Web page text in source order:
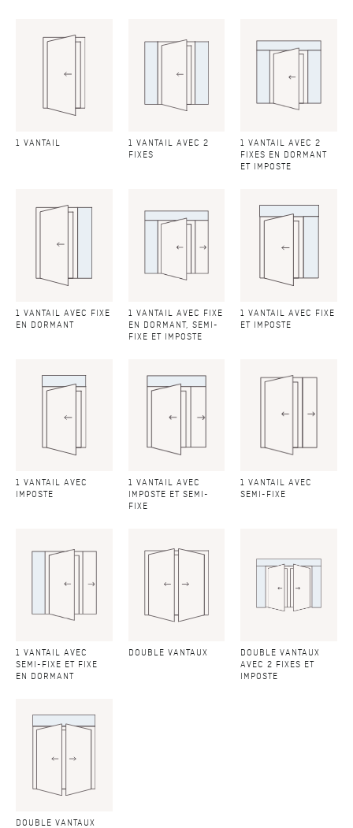
1 VANTAIL
1 VANTAIL AVEC 2
FIXES
1 VANTAIL AVEC 2
FIXES EN DORMANT
ET IMPOSTE
1 VANTAIL AVEC FIXE
EN DORMANT
1 VANTAIL AVEC FIXE
EN DORMANT, SEMI-
FIXE ET IMPOSTE
1 VANTAIL AVEC FIXE
ET IMPOSTE
1 VANTAIL AVEC
IMPOSTE
1 VANTAIL AVEC
IMPOSTE ET SEMI-
FIXE
1 VANTAIL AVEC
SEMI-FIXE
1 VANTAIL AVEC
SEMI-FIXE ET FIXE
EN DORMANT
DOUBLE VANTAUX
DOUBLE VANTAUX
AVEC 2 FIXES ET
IMPOSTE
DOUBLE VANTAUX